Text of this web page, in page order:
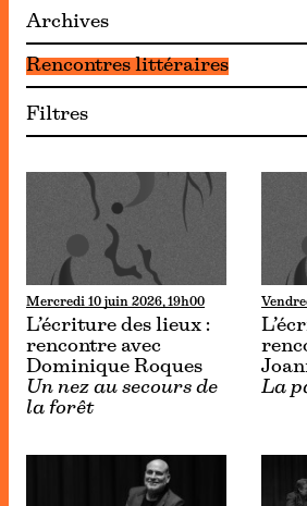
Archives
Rencontres littéraires
Filtres
Mercredi 10 juin 2026, 19h00
L’écriture des lieux :
rencontre avec
Dominique Roques
Un nez au secours de
la forêt
La